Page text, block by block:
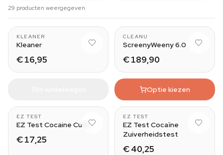
29 producten weergegeven
With spray
KLEANER
Kleaner
€ 16,95
CLEANU
ScreenyWeeny 6.0
€ 189,90
Optie kiezen
EZ TEST
EZ Test Cocaine Cuts
€ 17,25
EZ TEST
EZ Test Cocaïne
Zuiverheidstest
€ 40,25